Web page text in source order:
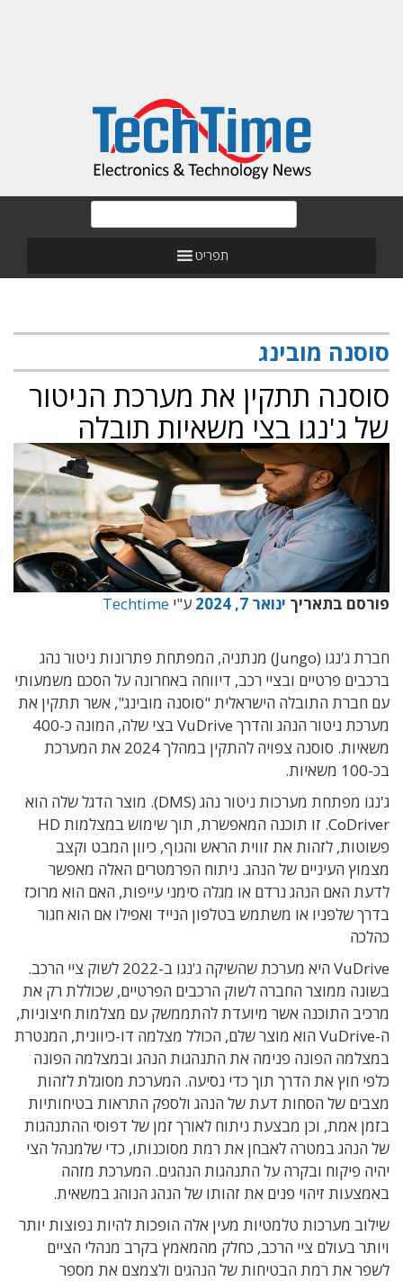
תפריט
סוסנה מובינג
סוסנה תתקין את מערכת הניטור
של ג'נגו בצי משאיות תובלה
פורסם בתאריך ינואר 7, 2024 ע"י Techtime
חברת ג'נגו (Jungo) מנתניה, המפתחת פתרונות ניטור נהג
ברכבים פרטיים ובציי רכב, דיווחה באחרונה על הסכם משמעותי
עם חברת התובלה הישראלית "סוסנה מובינג", אשר תתקין את
מערכת ניטור הנהג והדרך VuDrive בצי שלה, המונה כ-400
משאיות. סוסנה צפויה להתקין במהלך 2024 את המערכת
בכ-100 משאיות.
ג'נגו מפתחת מערכות ניטור נהג (DMS). מוצר הדגל שלה הוא
CoDriver. זו תוכנה המאפשרת, תוך שימוש במצלמות HD
פשוטות, לזהות את זווית הראש והגוף, כיוון המבט וקצב
מצמוץ העיניים של הנהג. ניתוח הפרמטרים האלה מאפשר
לדעת האם הנהג נרדם או מגלה סימני עייפות, האם הוא מרוכז
בדרך שלפניו או משתמש בטלפון הנייד ואפילו אם הוא חגור
כהלכה
VuDrive היא מערכת שהשיקה ג'נגו ב-2022 לשוק ציי הרכב.
בשונה ממוצר החברה לשוק הרכבים הפרטיים, שכוללת רק את
מרכיב התוכנה אשר מיועדת להתממשק עם מצלמות חיצוניות,
ה-VuDrive הוא מוצר שלם, הכולל מצלמה דו-כיוונית, המנטרת
במצלמה הפונה פנימה את התנהגות הנהג ובמצלמה הפונה
כלפי חוץ את הדרך תוך כדי נסיעה. המערכת מסוגלת לזהות
מצבים של הסחות דעת של הנהג ולספק התראות בטיחותיות
בזמן אמת, וכן מבצעת ניתוח לאורך זמן של דפוסי ההתנהגות
של הנהג במטרה לאבחן את רמת מסוכנותו, כדי שלמנהל הצי
יהיה פיקוח ובקרה על התנהגות הנהגים. המערכת מזהה
באמצעות זיהוי פנים את זהותו של הנהג הנוהג במשאית.
שילוב מערכות טלמטיות מעין אלה הופכות להיות נפוצות יותר
ויותר בעולם ציי הרכב, כחלק מהמאמץ בקרב מנהלי הציים
לשפר את רמת הבטיחות של הנהגים ולצמצם את מספר